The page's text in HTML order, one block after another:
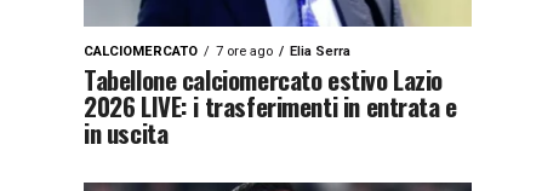
CALCIOMERCATO 7 ore ago Elia Serra
Tabellone calciomercato estivo Lazio
2026 LIVE: i trasferimenti in entrata e
in uscita